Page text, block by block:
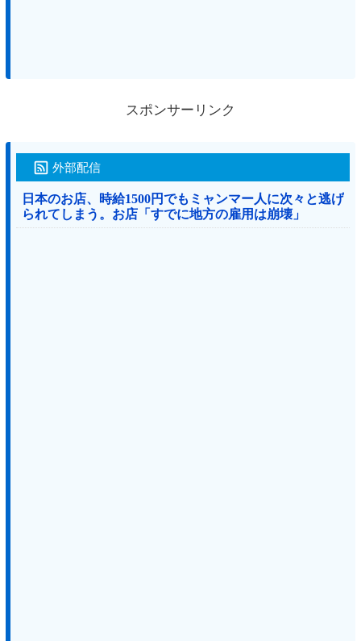
スポンサーリンク
外部配信
日本のお店、時給1500円でもミャンマー人に次々と逃げ
られてしまう。お店「すでに地方の雇用は崩壊」